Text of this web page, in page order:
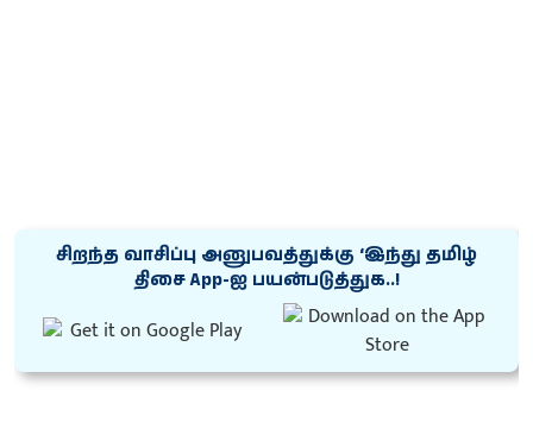
சிறந்த வாசிப்பு அனுபவத்துக்கு ‘இந்து தமிழ்
திசை App-ஐ பயன்படுத்துக..!